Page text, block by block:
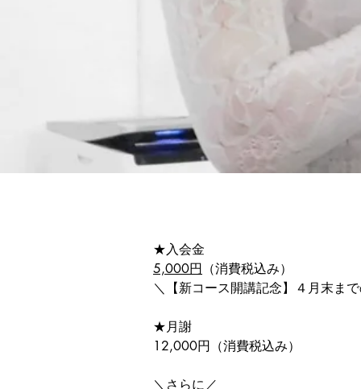
★入会金
5,000円 （消費税込み）
＼【新コース開講記念】４月末ま
★月謝
12,000円（消費税込み）
＼さらに／